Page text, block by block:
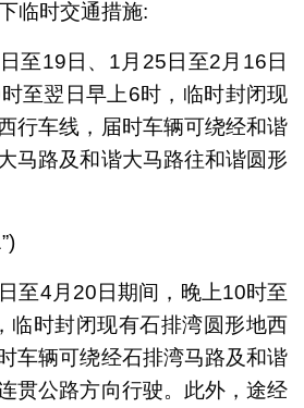
临时交通措施:
至19日、1月25日至2月16日
至翌日早上6时，临时封闭现
行车线，届时车辆可绕经和谐
马路及和谐大马路往和谐圆形
至4月20日期间，晚上10时至
临时封闭现有石排湾圆形地西
车辆可绕经石排湾马路及和谐
贯公路方向行驶。此外，途经